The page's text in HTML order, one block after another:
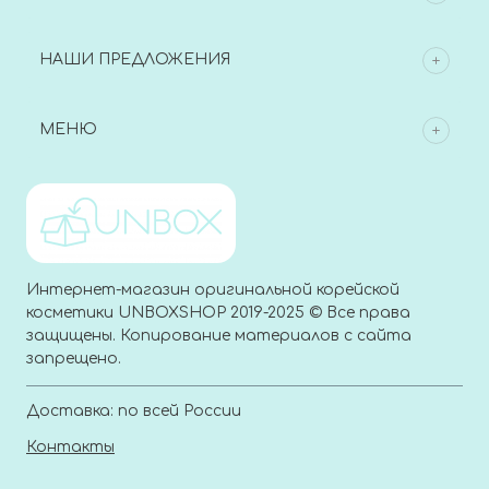
НАШИ ПРЕДЛОЖЕНИЯ
МЕНЮ
Интернет-магазин оригинальной корейской
косметики UNBOXSHOP 2019-2025 © Все права
защищены. Копирование материалов с сайта
запрещено.
Доставка: по всей России
Контакты